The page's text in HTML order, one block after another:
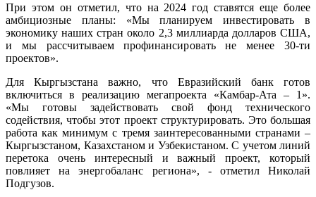
При этом он отметил, что на 2024 год ставятся еще более
амбициозные планы: «Мы планируем инвестировать в
экономику наших стран около 2,3 миллиарда долларов США,
и мы рассчитываем профинансировать не менее 30-ти
проектов».
Для Кыргызстана важно, что Евразийский банк готов
включиться в реализацию мегапроекта «Камбар-Ата – 1».
«Мы готовы задействовать свой фонд технического
содействия, чтобы этот проект структурировать. Это большая
работа как минимум с тремя заинтересованными странами –
Кыргызстаном, Казахстаном и Узбекистаном. С учетом линий
перетока очень интересный и важный проект, который
повлияет на энергобаланс региона», - отметил Николай
Подгузов.